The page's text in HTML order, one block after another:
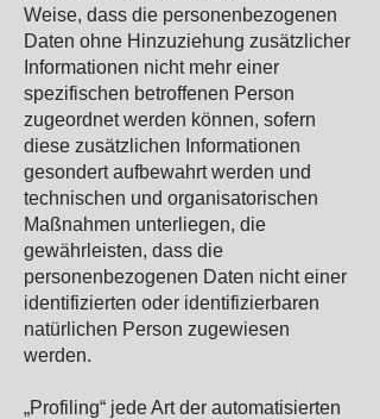
Weise, dass die personenbezogenen
Daten ohne Hinzuziehung zusätzlicher
Informationen nicht mehr einer
spezifischen betroffenen Person
zugeordnet werden können, sofern
diese zusätzlichen Informationen
gesondert aufbewahrt werden und
technischen und organisatorischen
Maßnahmen unterliegen, die
gewährleisten, dass die
personenbezogenen Daten nicht einer
identifizierten oder identifizierbaren
natürlichen Person zugewiesen
werden.
„Profiling“ jede Art der automatisierten